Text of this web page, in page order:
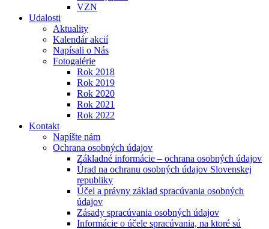
VZN
Udalosti
Aktuality
Kalendár akcií
Napísali o Nás
Fotogalérie
Rok 2018
Rok 2019
Rok 2020
Rok 2021
Rok 2022
Kontakt
Napíšte nám
Ochrana osobných údajov
Základné informácie – ochrana osobných údajov
Úrad na ochranu osobných údajov Slovenskej
republiky
Účel a právny základ spracúvania osobných
údajov
Zásady spracúvania osobných údajov
Informácie o účele spracúvania, na ktoré sú